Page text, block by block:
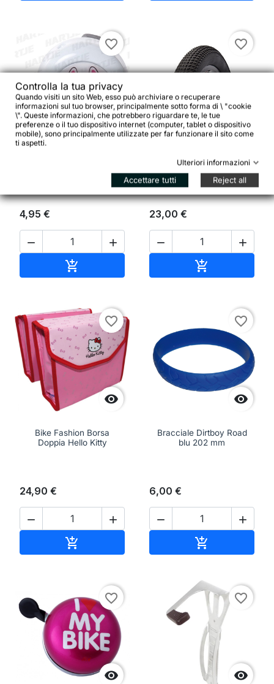

favorite_border
4,95 €
 


favorite_border
pieghevole Flex, colore
nero
23,00 €
 


favorite_border
Bike Fashion Borsa
Doppia Hello Kitty
24,90 €
 


favorite_border
Bracciale Dirtboy Road
blu 202 mm
6,00 €
 


favorite_border

favorite_border
Controlla la tua privacy
Quando visiti un sito Web, esso può archiviare o recuperare
informazioni sul tuo browser, principalmente sotto forma di \ "cookie
\". Queste informazioni, che potrebbero riguardare te, le tue
preferenze o il tuo dispositivo internet (computer, tablet o dispositivo
mobile), sono principalmente utilizzate per far funzionare il sito come
ti aspetti.
Ulteriori informazioni
Accettare tutti Reject all